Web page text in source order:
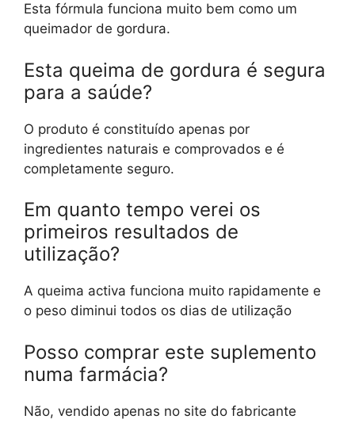
Esta fórmula funciona muito bem como um
queimador de gordura.
Esta queima de gordura é segura
para a saúde?
O produto é constituído apenas por
ingredientes naturais e comprovados e é
completamente seguro.
Em quanto tempo verei os
primeiros resultados de
utilização?
A queima activa funciona muito rapidamente e
o peso diminui todos os dias de utilização
Posso comprar este suplemento
numa farmácia?
Não, vendido apenas no site do fabricante